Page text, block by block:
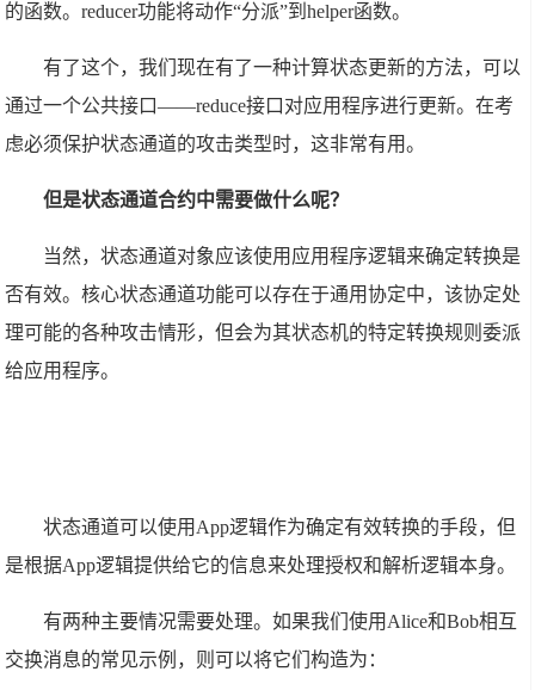
的函数。reducer功能将动作“分派”到helper函数。
有了这个，我们现在有了一种计算状态更新的方法，可以
通过一个公共接口——reduce接口对应用程序进行更新。在考
虑必须保护状态通道的攻击类型时，这非常有用。
但是状态通道合约中需要做什么呢？
当然，状态通道对象应该使用应用程序逻辑来确定转换是
否有效。核心状态通道功能可以存在于通用协定中，该协定处
理可能的各种攻击情形，但会为其状态机的特定转换规则委派
给应用程序。
状态通道可以使用App逻辑作为确定有效转换的手段，但
是根据App逻辑提供给它的信息来处理授权和解析逻辑本身。
有两种主要情况需要处理。如果我们使用Alice和Bob相互
交换消息的常见示例，则可以将它们构造为：